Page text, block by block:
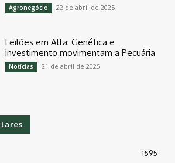
Agronegócio 22 de abril de 2025
Leilões em Alta: Genética e
investimento movimentam a Pecuária
Notícias 21 de abril de 2025
1595